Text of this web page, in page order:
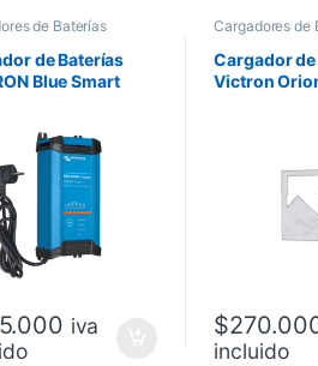
de Baterías
de Baterías
Blue Smart
iva
Cargadores de
Cargador
Victron
$
incluido